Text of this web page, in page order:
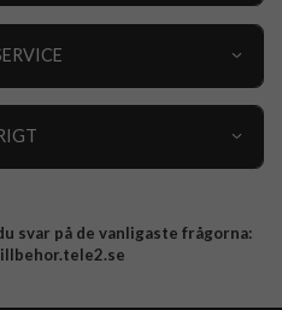
svar på de vanligaste frågorna: